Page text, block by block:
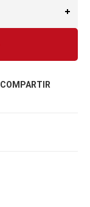
COMPARTIR